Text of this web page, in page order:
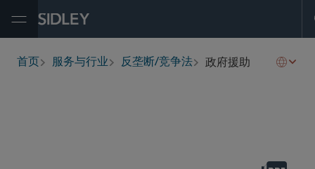
breadcrumbs
首页 服务与行业 反垄断/竞争法 政府援助